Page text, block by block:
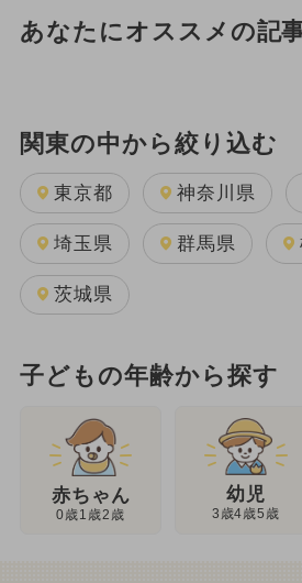
あなたにオススメの記
関東の中から絞り込む
東京都 神奈川県
埼玉県 群馬県
茨城県
子どもの年齢から探す
赤ちゃん
0歳1歳2歳
幼児
3歳4歳5歳